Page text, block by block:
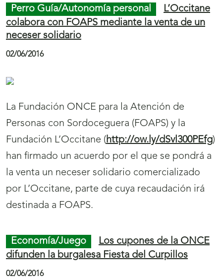
Perro Guía/Autonomía personal
L’Occitane
colabora con FOAPS mediante la venta de un
neceser solidario
02/06/2016
La Fundación ONCE para la Atención de
Personas con Sordoceguera (FOAPS) y la
Fundación L’Occitane (http://ow.ly/dSvl300PEfg)
han firmado un acuerdo por el que se pondrá a
la venta un neceser solidario comercializado
por L’Occitane, parte de cuya recaudación irá
destinada a FOAPS.
Economía/Juego
Los cupones de la ONCE
difunden la burgalesa Fiesta del Curpillos
02/06/2016